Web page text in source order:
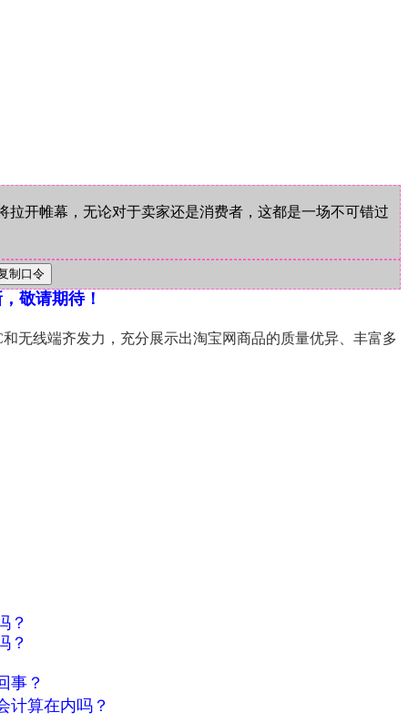
开帷幕，无论对于卖家还是消费者，这都是一场不可错过
敬请期待！
无线端齐发力，充分展示出淘宝网商品的质量优异、丰富多
？
？
事？
计算在内吗？